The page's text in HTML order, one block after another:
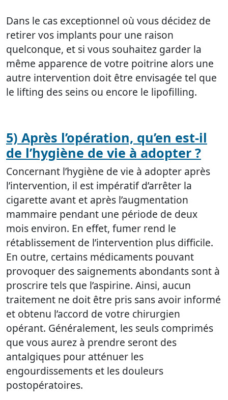
Dans le cas exceptionnel où vous décidez de
retirer vos implants pour une raison
quelconque, et si vous souhaitez garder la
même apparence de votre poitrine alors une
autre intervention doit être envisagée tel que
le lifting des seins ou encore le lipofilling.
5) Après l’opération, qu’en est-il
de l’hygiène de vie à adopter ?
Concernant l’hygiène de vie à adopter après
l’intervention, il est impératif d’arrêter la
cigarette avant et après l’augmentation
mammaire pendant une période de deux
mois environ. En effet, fumer rend le
rétablissement de l’intervention plus difficile.
En outre, certains médicaments pouvant
provoquer des saignements abondants sont à
proscrire tels que l’aspirine. Ainsi, aucun
traitement ne doit être pris sans avoir informé
et obtenu l’accord de votre chirurgien
opérant. Généralement, les seuls comprimés
que vous aurez à prendre seront des
antalgiques pour atténuer les
engourdissements et les douleurs
postopératoires.